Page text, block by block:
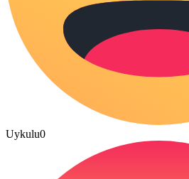
Uykulu0